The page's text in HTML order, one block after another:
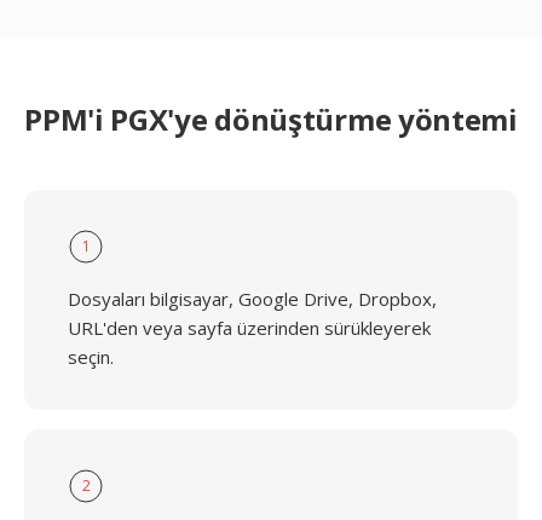
PPM'i PGX'ye dönüştürme yöntemi
1
Dosyaları bilgisayar, Google Drive, Dropbox,
URL'den veya sayfa üzerinden sürükleyerek
seçin.
2